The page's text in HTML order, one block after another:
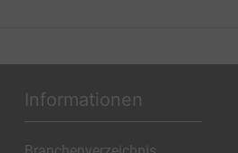
Informationen